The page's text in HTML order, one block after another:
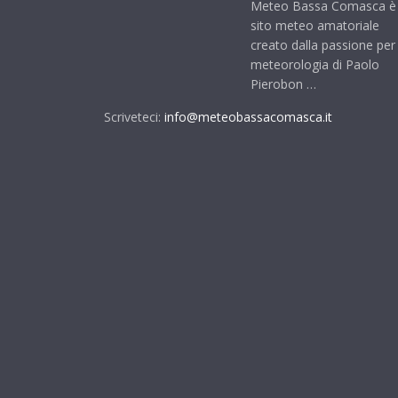
Meteo Bassa Comasca
sito meteo amatoriale
creato dalla passione per
meteorologia di Paolo
Pierobon …
Scriveteci: info@meteobassacomasca.it